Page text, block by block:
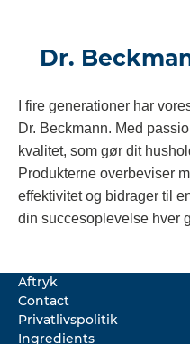
Dr.
I fire generationer har
Dr. Beckmann. Med
kvalitet, som gør dit
Produkterne overbeviser
effektivitet og bidrager til
din succesoplevelse hver
Aftryk
Contact
Privatlivspolitik
Ingredients